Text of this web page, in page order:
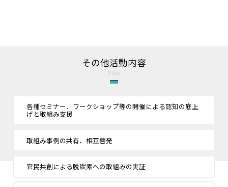
その他活動内容
Other
各種セミナー、ワークショップ等の開催による認知の底上
げと取組み支援
取組み事例の共有、相互啓発
官民共創による脱炭素への取組みの実証